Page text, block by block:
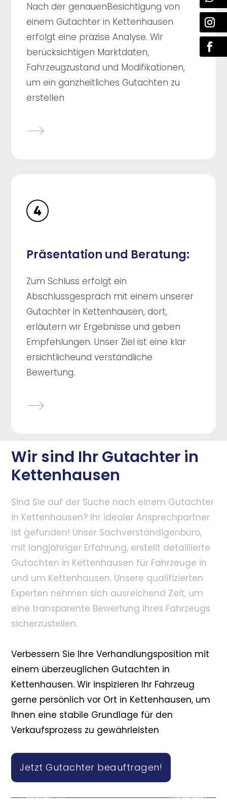
Nach der genauenBesichtigung von
einem Gutachter in Kettenhausen
erfolgt eine präzise Analyse. Wir
berücksichtigen Marktdaten,
Fahrzeugzustand und Modifikationen,
um ein ganzheitliches Gutachten zu
erstellen
Präsentation und Beratung:
Zum Schluss erfolgt ein
Abschlussgespräch mit einem unserer
Gutachter in Kettenhausen, dort,
erläutern wir Ergebnisse und geben
Empfehlungen. Unser Ziel ist eine klar
ersichtlicheund verständliche
Bewertung.
Wir sind Ihr Gutachter in
Kettenhausen
Sind Sie auf der Suche nach einem Gutachter
in Kettenhausen? Ihr idealer Ansprechpartner
ist gefunden! Unser Sachverständigenbüro,
mit langjähriger Erfahrung, erstellt detaillierte
Gutachten in Kettenhausen für Fahrzeuge in
und um Kettenhausen. Unsere qualifizierten
Experten nehmen sich ausreichend Zeit, um
eine transparente Bewertung Ihres Fahrzeugs
sicherzustellen.
Verbessern Sie Ihre Verhandlungsposition mit
einem überzeuglichen Gutachten in
Kettenhausen. Wir inspizieren Ihr Fahrzeug
gerne persönlich vor Ort in Kettenhausen, um
Ihnen eine stabile Grundlage für den
Verkaufsprozess zu gewährleisten
Jetzt Gutachter beauftragen!